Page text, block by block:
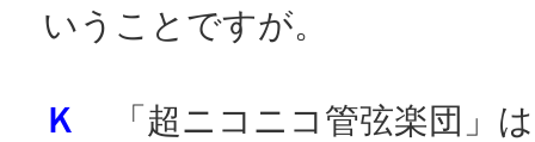
いうことですが。
Ｋ
「超ニコニコ管弦楽団」